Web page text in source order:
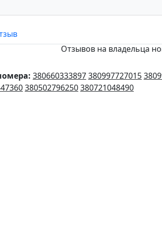
Отзывов на владельца
380660333897380997727015
380502796250380721048490